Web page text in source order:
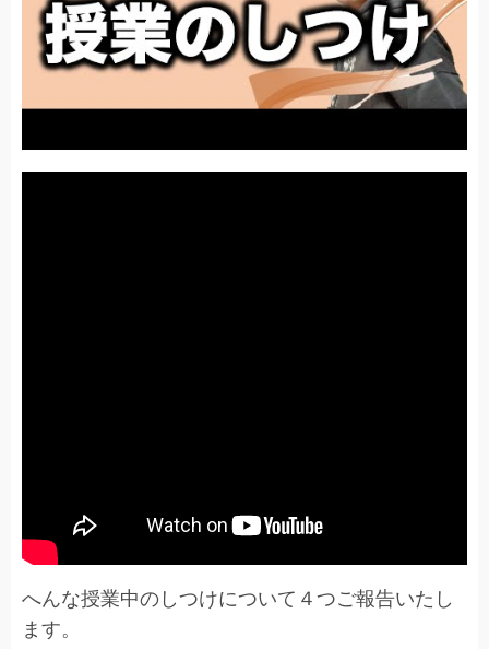
へんな授業中のしつけについて４つご報告いたし
ます。